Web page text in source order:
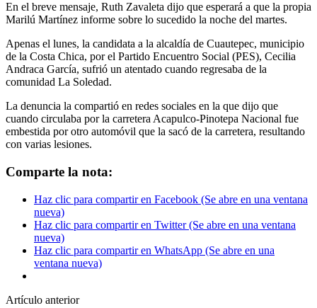
En el breve mensaje, Ruth Zavaleta dijo que esperará a que la propia
Marilú Martínez informe sobre lo sucedido la noche del martes.
Apenas el lunes, la candidata a la alcaldía de Cuautepec, municipio
de la Costa Chica, por el Partido Encuentro Social (PES), Cecilia
Andraca García, sufrió un atentado cuando regresaba de la
comunidad La Soledad.
La denuncia la compartió en redes sociales en la que dijo que
cuando circulaba por la carretera Acapulco-Pinotepa Nacional fue
embestida por otro automóvil que la sacó de la carretera, resultando
con varias lesiones.
Comparte la nota:
Haz clic para compartir en Facebook (Se abre en una ventana
nueva)
Haz clic para compartir en Twitter (Se abre en una ventana
nueva)
Haz clic para compartir en WhatsApp (Se abre en una
ventana nueva)
Artículo anterior